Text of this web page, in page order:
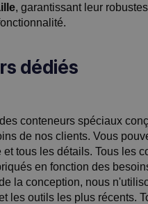
, garantissant leur
dédiés
conteneurs spéciaux
de nos clients. Vous
et tous les détails. Tous les
en fonction des
la conception, nous
les outils les plus récents.